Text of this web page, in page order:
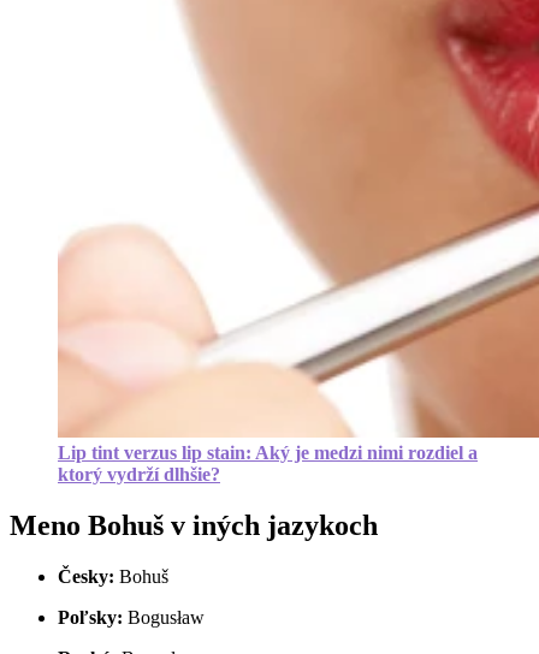
Lip tint verzus lip stain: Aký je medzi nimi rozdiel a
ktorý vydrží dlhšie?
Meno Bohuš v iných jazykoch
Česky: Bohuš
Poľsky: Bogusław